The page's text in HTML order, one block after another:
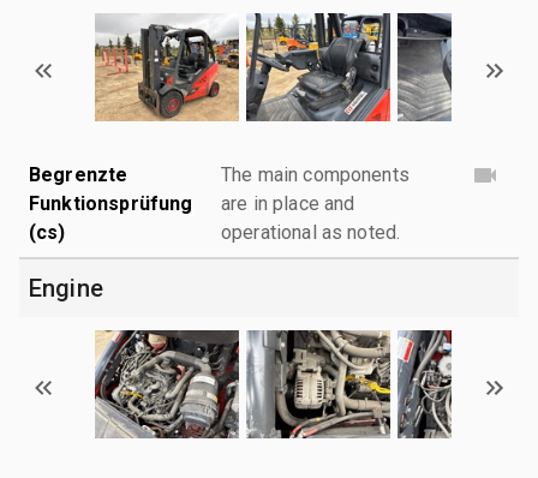
Begrenzte
Funktionsprüfung
(cs)
The main components
are in place and
operational as noted.
Engine